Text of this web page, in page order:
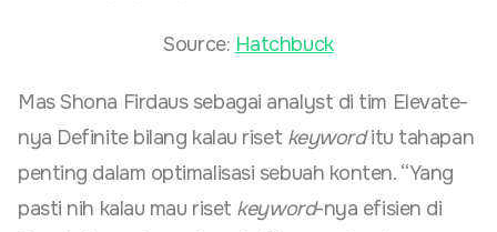
Source: Hatchbuck
Mas Shona Firdaus sebagai analyst di tim Elevate-
nya Definite bilang kalau riset keyworditu tahapan
penting dalam optimalisasi sebuah konten. “Yang
pasti nih kalau mau riset keyword-nya efisien di